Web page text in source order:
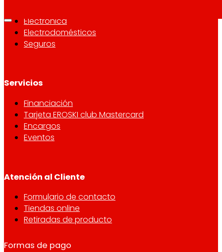
Electrónica
Electrodomésticos
Seguros
Servicios
Financiación
Tarjeta EROSKI club Mastercard
Encargos
Eventos
Atención al Cliente
Formulario de contacto
Tiendas online
Retiradas de producto
Formas de pago